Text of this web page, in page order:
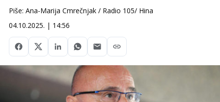
Piše: Ana-Marija Cmrečnjak / Radio 105/ Hina
04.10.2025. | 14:56